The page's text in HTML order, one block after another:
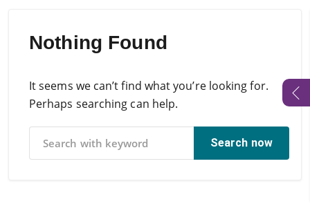
Nothing Found
It seems we can’t find what you’re looking for.
Perhaps searching can help.
Search now